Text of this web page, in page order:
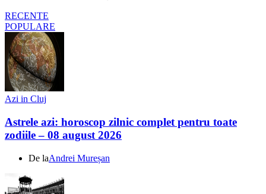
RECENTE
POPULARE
Azi in Cluj
Astrele azi: horoscop zilnic complet pentru toate
zodiile – 08 august 2026
De laAndrei Mureșan